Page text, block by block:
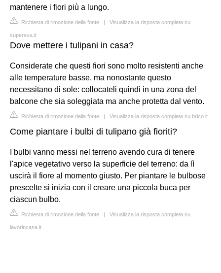
mantenere i fiori più a lungo.
Richiesta di rimozione della fonte | Visualizza la risposta completa su
supereva.it
Dove mettere i tulipani in casa?
Considerate che questi fiori sono molto resistenti anche
alle temperature basse, ma nonostante questo
necessitano di sole: collocateli quindi in una zona del
balcone che sia soleggiata ma anche protetta dal vento.
Richiesta di rimozione della fonte | Visualizza la risposta completa su brico.it
Come piantare i bulbi di tulipano già fioriti?
I bulbi vanno messi nel terreno avendo cura di tenere
l'apice vegetativo verso la superficie del terreno: da lì
uscirà il fiore al momento giusto. Per piantare le bulbose
prescelte si inizia con il creare una piccola buca per
ciascun bulbo.
Richiesta di rimozione della fonte | Visualizza la risposta completa su
lavorincasa.it